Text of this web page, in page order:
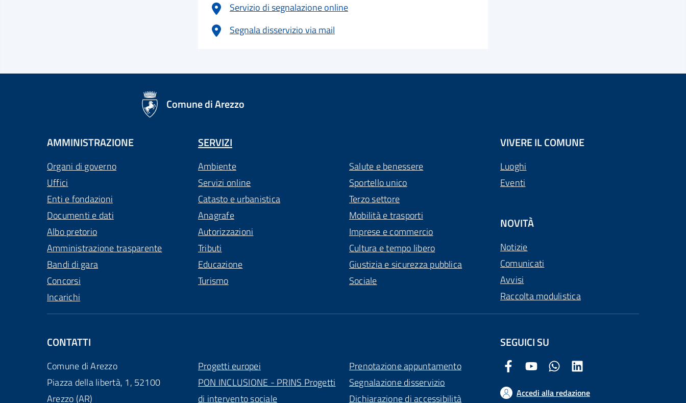
Servizio di segnalazione online
Segnala disservizio via mail
Comune di Arezzo
AMMINISTRAZIONE
Organi di governo
Uffici
Enti e fondazioni
Documenti e dati
Albo pretorio
Amministrazione trasparente
Bandi di gara
Concorsi
Incarichi
SERVIZI
Ambiente
Servizi online
Catasto e urbanistica
Anagrafe
Autorizzazioni
Tributi
Educazione
Turismo
Salute e benessere
Sportello unico
Terzo settore
Mobilità e trasporti
Imprese e commercio
Cultura e tempo libero
Giustizia e sicurezza pubblica
Sociale
VIVERE IL COMUNE
Luoghi
Eventi
NOVITÀ
Notizie
Comunicati
Avvisi
Raccolta modulistica
CONTATTI
Comune di Arezzo
Piazza della libertà, 1, 52100
Arezzo (AR)
Progetti europei
PON INCLUSIONE - PRINS Progetti
di intervento sociale
Prenotazione appuntamento
Segnalazione disservizio
Dichiarazione di accessibilità
SEGUICI SU
Facebook Comune di Arezzo
Youtube Comune di Arezzo
Twitter Comune di Arezzo
Accedi alla redazione